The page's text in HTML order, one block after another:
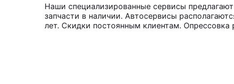
Наши специализированные сервисы
запчасти в наличии. Автосервисы
лет. Скидки постоянным клиентам.